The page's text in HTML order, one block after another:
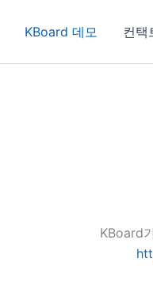
KBoard 데모 컨택
KBoard